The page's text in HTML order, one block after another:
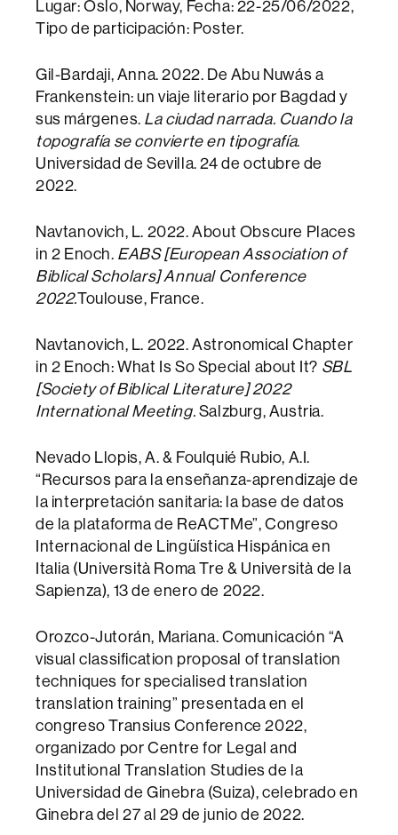
Lugar: Oslo, Norway, Fecha: 22-25/06/2022,
Tipo de participación: Poster.
Gil-Bardaji, Anna. 2022. De Abu Nuwás a
Frankenstein: un viaje literario por Bagdad y
sus márgenes. La ciudad narrada. Cuando la
topografía se convierte en tipografía.
Universidad de Sevilla. 24 de octubre de
2022.
Navtanovich, L. 2022. About Obscure Places
in 2 Enoch. EABS [European Association of
Biblical Scholars] Annual Conference
2022.Toulouse, France.
Navtanovich, L. 2022. Astronomical Chapter
in 2 Enoch: What Is So Special about It? SBL
[Society of Biblical Literature] 2022
International Meeting.Salzburg, Austria.
Nevado Llopis, A. & Foulquié Rubio, A.I.
“Recursos para la enseñanza-aprendizaje de
la interpretación sanitaria: la base de datos
de la plataforma de ReACTMe”, Congreso
Internacional de Lingüística Hispánica en
Italia (Università Roma Tre & Università de la
Sapienza), 13 de enero de 2022.
Orozco-Jutorán, Mariana. Comunicación “A
visual classification proposal of translation
techniques for specialised translation
translation training” presentada en el
congreso Transius Conference 2022,
organizado por Centre for Legal and
Institutional Translation Studies de la
Universidad de Ginebra (Suiza), celebrado en
Ginebra del 27 al 29 de junio de 2022.